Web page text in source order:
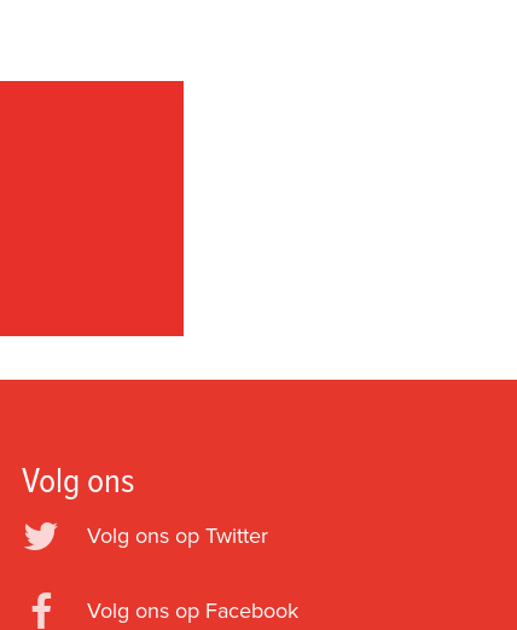
Volg ons
Volg ons op Twitter
Volg ons op Facebook